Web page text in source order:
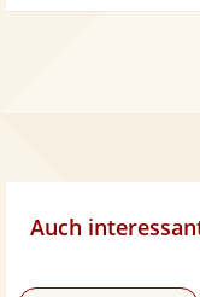
Auch